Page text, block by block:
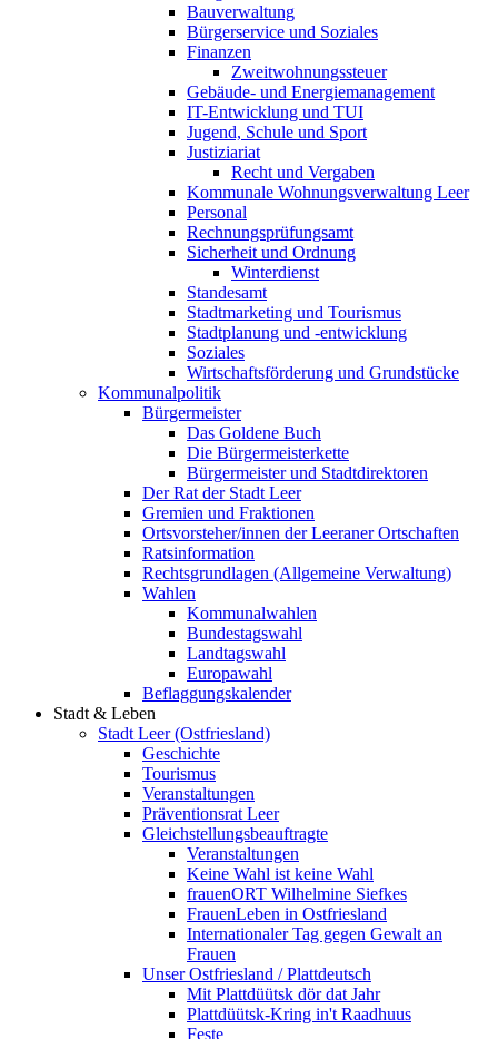
Bauverwaltung
Bürgerservice und Soziales
Finanzen
Zweitwohnungssteuer
Gebäude- und Energiemanagement
IT-Entwicklung und TUI
Jugend, Schule und Sport
Justiziariat
Recht und Vergaben
Kommunale Wohnungsverwaltung Leer
Personal
Rechnungsprüfungsamt
Sicherheit und Ordnung
Winterdienst
Standesamt
Stadtmarketing und Tourismus
Stadtplanung und -entwicklung
Soziales
Wirtschaftsförderung und Grundstücke
Kommunalpolitik
Bürgermeister
Das Goldene Buch
Die Bürgermeisterkette
Bürgermeister und Stadtdirektoren
Der Rat der Stadt Leer
Gremien und Fraktionen
Ortsvorsteher/innen der Leeraner Ortschaften
Ratsinformation
Rechtsgrundlagen (Allgemeine Verwaltung)
Wahlen
Kommunalwahlen
Bundestagswahl
Landtagswahl
Europawahl
Beflaggungskalender
Stadt & Leben
Stadt Leer (Ostfriesland)
Geschichte
Tourismus
Veranstaltungen
Präventionsrat Leer
Gleichstellungsbeauftragte
Veranstaltungen
Keine Wahl ist keine Wahl
frauenORT Wilhelmine Siefkes
FrauenLeben in Ostfriesland
Internationaler Tag gegen Gewalt an
Frauen
Unser Ostfriesland / Plattdeutsch
Mit Plattdüütsk dör dat Jahr
Plattdüütsk-Kring in't Raadhuus
Feste